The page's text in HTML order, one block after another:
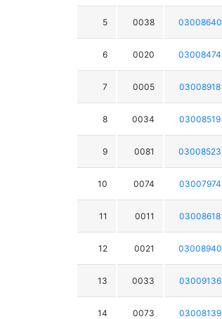
5 0038 03008640
6 0020 03008474
7 0005 03008918
8 0034 03008519
9 0081 03008523
10 0074 03007974
11 0011 03008618
12 0021 03008940
13 0033 03009136
14 0073 03008139